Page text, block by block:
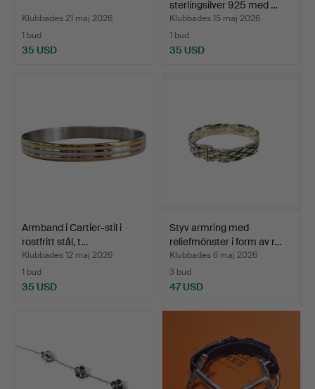
Klubbades 21 maj 2026
1 bud
35 USD
sterlingsilver 925 med …
Klubbades 15 maj 2026
1 bud
35 USD
Armband i Cartier-stil i
rostfritt stål, t…
Klubbades 12 maj 2026
1 bud
35 USD
Styv armring med
reliefmönster i form av r…
Klubbades 6 maj 2026
3 bud
47 USD